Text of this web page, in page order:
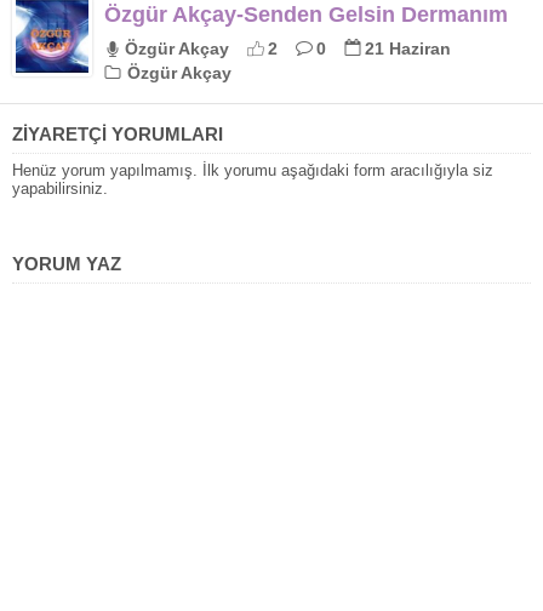
Özgür Akçay-Senden Gelsin Dermanım
Özgür Akçay 2 0
21 Haziran
Özgür Akçay
ZİYARETÇİ YORUMLARI
Henüz yorum yapılmamış. İlk yorumu aşağıdaki form aracılığıyla siz
yapabilirsiniz.
YORUM YAZ